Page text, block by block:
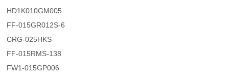
HD1K010GM005
FF-015GR012S-6
CRG-025HKS
FF-015RMS-138
FW1-015GP006